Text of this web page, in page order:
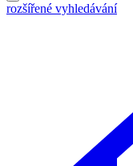
rozšířené vyhledávání